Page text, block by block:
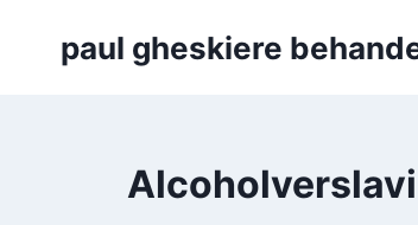
paul gheskiere